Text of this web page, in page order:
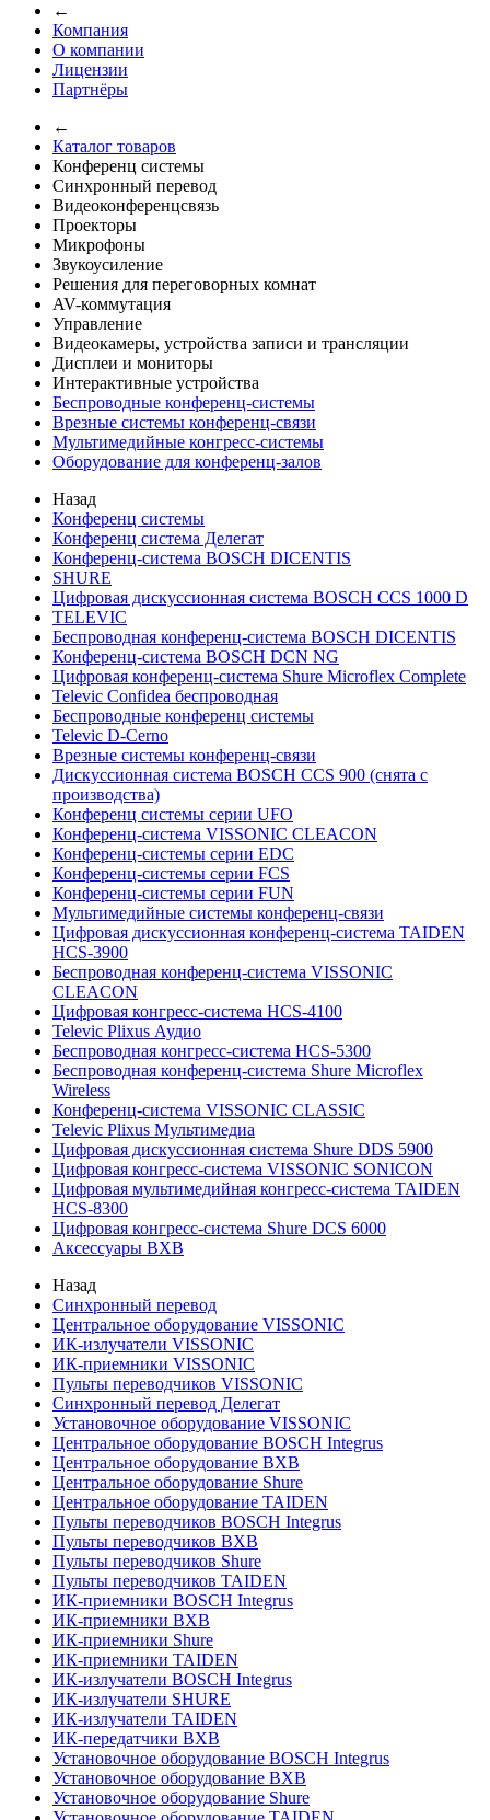
←
Компания
О компании
Лицензии
Партнёры
←
Каталог товаров
Конференц системы
Синхронный перевод
Видеоконференцсвязь
Проекторы
Микрофоны
Звукоусиление
Решения для переговорных комнат
AV-коммутация
Управление
Видеокамеры, устройства записи и трансляции
Дисплеи и мониторы
Интерактивные устройства
Беспроводные конференц-системы
Врезные системы конференц-связи
Мультимедийные конгресс-системы
Оборудование для конференц-залов
Назад
Конференц системы
Конференц система Делегат
Конференц-система BOSCH DICENTIS
SHURE
Цифровая дискуссионная система BOSCH CCS 1000 D
TELEVIC
Беспроводная конференц-система BOSCH DICENTIS
Конференц-система BOSCH DCN NG
Цифровая конференц-система Shure Microflex Complete
Televic Confidea беспроводная
Беспроводные конференц системы
Televic D-Cerno
Врезные системы конференц-связи
Дискуссионная система BOSCH CCS 900 (снята с
производства)
Конференц системы серии UFO
Конференц-система VISSONIC CLEACON
Конференц-системы серии EDC
Конференц-системы серии FCS
Конференц-системы серии FUN
Мультимедийные системы конференц-связи
Цифровая дискуссионная конференц-система TAIDEN
HCS-3900
Беспроводная конференц-система VISSONIC
CLEACON
Цифровая конгресс-система HCS-4100
Televic Plixus Аудио
Беспроводная конгресс-система HCS-5300
Беспроводная конференц-система Shure Microflex
Wireless
Конференц-система VISSONIC CLASSIC
Televic Plixus Мультимедиа
Цифровая дискуссионная система Shure DDS 5900
Цифровая конгресс-система VISSONIC SONICON
Цифровая мультимедийная конгресс-система TAIDEN
HCS-8300
Цифровая конгресс-система Shure DCS 6000
Аксессуары BXB
Назад
Синхронный перевод
Центральное оборудование VISSONIC
ИК-излучатели VISSONIC
ИК-приемники VISSONIC
Пульты переводчиков VISSONIC
Синхронный перевод Делегат
Установочное оборудование VISSONIC
Центральное оборудование BOSCH Integrus
Центральное оборудование BXB
Центральное оборудование Shure
Центральное оборудование TAIDEN
Пульты переводчиков BOSCH Integrus
Пульты переводчиков BXB
Пульты переводчиков Shure
Пульты переводчиков TAIDEN
ИК-приемники BOSCH Integrus
ИК-приемники BXB
ИК-приемники Shure
ИК-приемники TAIDEN
ИК-излучатели BOSCH Integrus
ИК-излучатели SHURE
ИК-излучатели TAIDEN
ИК-передатчики BXB
Установочное оборудование BOSCH Integrus
Установочное оборудование BXB
Установочное оборудование Shure